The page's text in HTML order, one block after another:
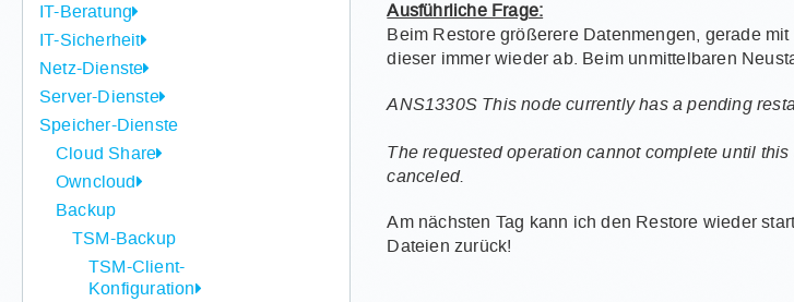
IT-Beratung
IT-Sicherheit
Netz-Dienste
Server-Dienste
Speicher-Dienste
Cloud Share
Owncloud
Backup
TSM-Backup
TSM-Client-
Konfiguration
Ausführliche Frage:
Beim Restore größerere Datenmengen, gerade
dieser immer wieder ab. Beim unmittelbaren
ANS1330S This node currently has a pending
The requested operation cannot complete until
canceled.
Am nächsten Tag kann ich den Restore wieder
Dateien zurück!